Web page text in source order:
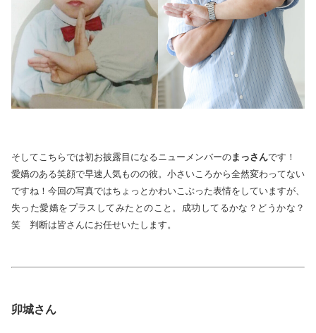
そしてこちらでは初お披露目になるニューメンバーのまっさんです！
愛嬌のある笑顔で早速人気ものの彼。小さいころから全然変わってない
ですね！今回の写真ではちょっとかわいこぶった表情をしていますが、
失った愛嬌をプラスしてみたとのこと。成功してるかな？どうかな？
笑 判断は皆さんにお任せいたします。
卯城さん